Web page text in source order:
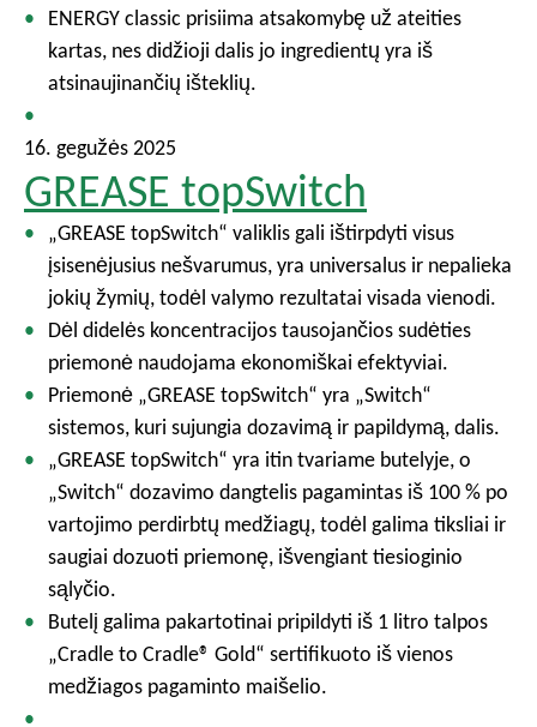
ENERGY classic prisiima atsakomybę už ateities
kartas, nes didžioji dalis jo ingredientų yra iš
atsinaujinančių išteklių.
16. gegužės 2025
GREASE topSwitch
„GREASE topSwitch“ valiklis gali ištirpdyti visus
įsisenėjusius nešvarumus, yra universalus ir nepalieka
jokių žymių, todėl valymo rezultatai visada vienodi.
Dėl didelės koncentracijos tausojančios sudėties
priemonė naudojama ekonomiškai efektyviai.
Priemonė „GREASE topSwitch“ yra „Switch“
sistemos, kuri sujungia dozavimą ir papildymą, dalis.
„GREASE topSwitch“ yra itin tvariame butelyje, o
„Switch“ dozavimo dangtelis pagamintas iš 100 % po
vartojimo perdirbtų medžiagų, todėl galima tiksliai ir
saugiai dozuoti priemonę, išvengiant tiesioginio
sąlyčio.
Butelį galima pakartotinai pripildyti iš 1 litro talpos
„Cradle to Cradle® Gold“ sertifikuoto iš vienos
medžiagos pagaminto maišelio.